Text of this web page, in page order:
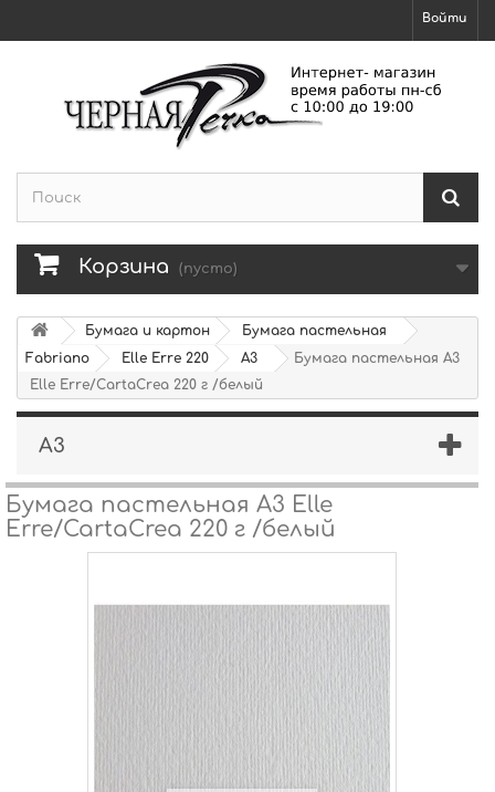
Войти
Корзина (пусто)
Бумага и картон
Бумага пастельная
Fabriano
Elle Erre 220 А3
Бумага пастельная А3
Elle Erre/CartaCrea 220 г /белый
А3
Бумага пастельная А3 Elle
Erre/CartaCrea 220 г /белый